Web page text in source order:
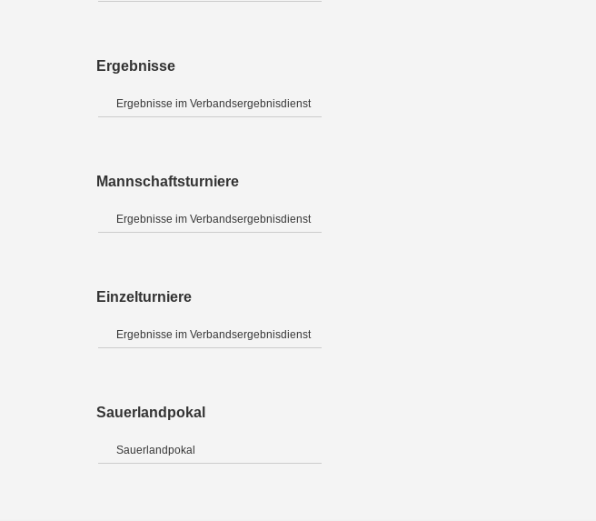
Ergebnisse
Ergebnisse im Verbandsergebnisdienst
Mannschaftsturniere
Ergebnisse im Verbandsergebnisdienst
Einzelturniere
Ergebnisse im Verbandsergebnisdienst
Sauerlandpokal
Sauerlandpokal